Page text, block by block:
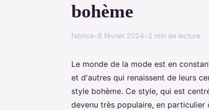
bohème
fabrice•8 février 2024•2 min de lecture
Le monde de la mode est en
et d'autres qui renaissent de leurs
style bohème. Ce style, qui est
devenu très populaire, en